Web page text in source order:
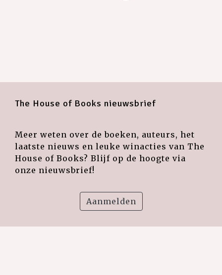
The House of Books nieuwsbrief
Meer weten over de boeken, auteurs, het
laatste nieuws en leuke winacties van The
House of Books? Blijf op de hoogte via
onze nieuwsbrief!
Aanmelden